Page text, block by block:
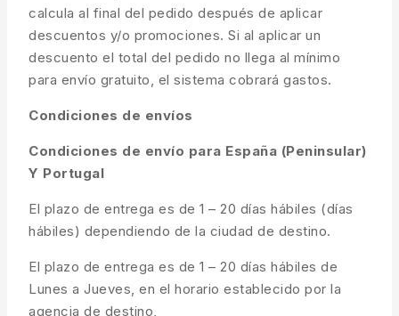
calcula al final del pedido después de aplicar
descuentos y/o promociones. Si al aplicar un
descuento el total del pedido no llega al mínimo
para envío gratuito, el sistema cobrará gastos.
Condiciones de envíos
Condiciones de envío para España (Peninsular)
Y Portugal
El plazo de entrega es de 1 – 20 días hábiles (días
hábiles) dependiendo de la ciudad de destino.
El plazo de entrega es de 1 – 20 días hábiles de
Lunes a Jueves, en el horario establecido por la
agencia de destino,